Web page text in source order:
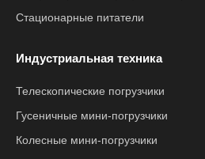
Стационарные питатели
Индустриальная техника
Телескопические погрузчики
Гусеничные мини-погрузчики
Колесные мини-погрузчики